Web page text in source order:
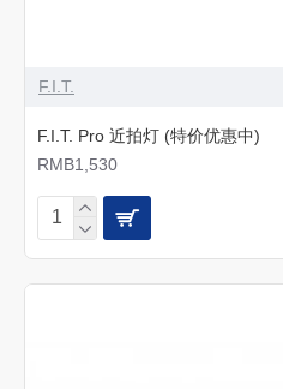
F.I.T.
F.I.T. Pro 近拍灯 (特价优惠中)
RMB1,530